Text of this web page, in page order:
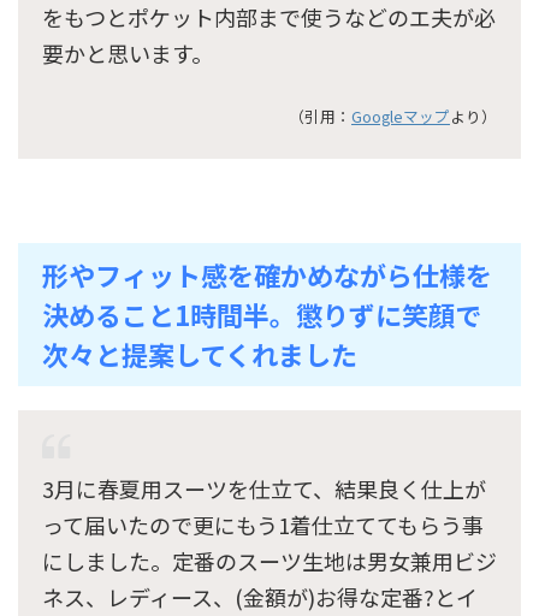
をもつとポケット内部まで使うなどのエ夫が必
要かと思います。
（引用： Googleマップより）
形やフィット感を確かめながら仕様を
決めること1時間半。懲りずに笑顔で
次々と提案してくれました
3月に春夏用スーツを仕立て、結果良く仕上が
って届いたので更にもう1着仕立ててもらう事
にしました。定番のスーツ生地は男女兼用ビジ
ネス、レディース、(金額が)お得な定番?とイ